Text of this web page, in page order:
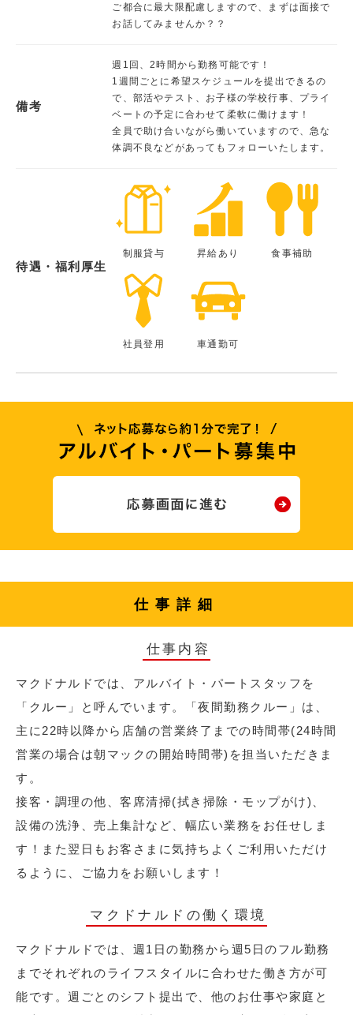
ご都合に最大限配慮しますので、まずは面接で
お話してみませんか？？
備考
週1回、2時間から勤務可能です！
1週間ごとに希望スケジュールを提出できるの
で、部活やテスト、お子様の学校行事、プライ
ベートの予定に合わせて柔軟に働けます！
全員で助け合いながら働いていますので、急な
体調不良などがあってもフォローいたします。
待遇・福利厚生
制服貸与 昇給あり 食事補助
社員登用 車通勤可
仕事詳細
仕事内容
マクドナルドでは、アルバイト・パートスタッフを
「クルー」と呼んでいます。「夜間勤務クルー」は、
主に22時以降から店舗の営業終了までの時間帯(24時間
営業の場合は朝マックの開始時間帯)を担当いただきま
す。
接客・調理の他、客席清掃(拭き掃除・モップがけ)、
設備の洗浄、売上集計など、幅広い業務をお任せしま
す！また翌日もお客さまに気持ちよくご利用いただけ
るように、ご協力をお願いします！
マクドナルドの働く環境
マクドナルドでは、週1日の勤務から週5日のフル勤務
までそれぞれのライフスタイルに合わせた働き方が可
能です。週ごとのシフト提出で、他のお仕事や家庭と